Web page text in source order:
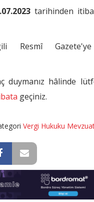
tarihinden
Resmî
duymanız hâlinde
geçiniz.
Vergi Hukuku